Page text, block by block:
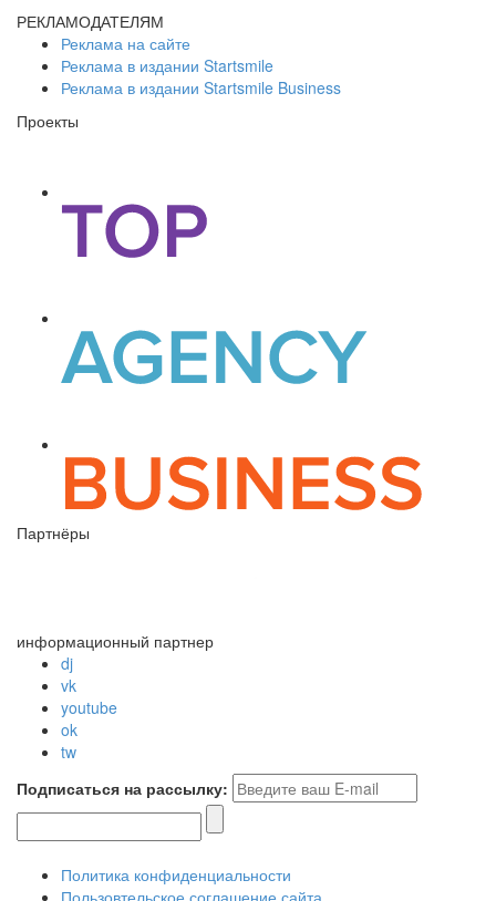
РЕКЛАМОДАТЕЛЯМ
Реклама на сайте
Реклама в издании Startsmile
Реклама в издании Startsmile Business
Проекты
Партнёры
информационный партнер
dj
vk
youtube
ok
tw
Подписаться на рассылку:
Политика конфиденциальности
Пользовтельское соглашение сайта